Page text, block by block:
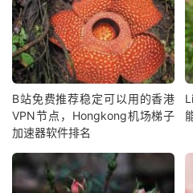
B站免费推荐稳定可以用的香港
VPN节点，Hongkong机场梯子
加速器软件排名